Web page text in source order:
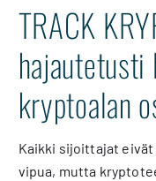
TRACK
kryptoalan
Kaikki sijoittajat
vipua, mutta